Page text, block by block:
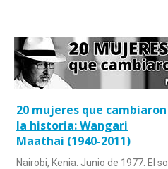
20 mujeres que cambiaron
la historia: Wangari
Maathai (1940-2011)
Nairobi, Kenia. Junio de 1977. El sol